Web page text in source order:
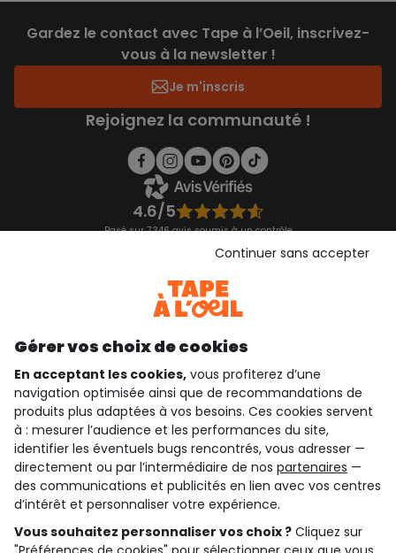
Gardez le contact avec Tape à l’Oeil, inscrivez-
vous à la newsletter !
Je m'inscris
Rejoignez la communauté !
4.6/5
Basé sur 7 346 avis soumis à un contrôle
Consulter les CGU
qui sommes-nous ?
besoin d'aide ?
le club fidélité
notre catalogue
Gérer vos choix de cookies
En acceptant les cookies, vous profiterez d’une
navigation optimisée ainsi que de recommandations de
produits plus adaptées à vos besoins. Ces cookies servent
à : mesurer l’audience et les performances du site,
identifier les éventuels bugs rencontrés, vous adresser —
directement ou par l’intermédiaire de nos partenaires —
des communications et publicités en lien avec vos centres
d’intérêt et personnaliser votre expérience.
Vous souhaitez personnaliser vos choix ? Cliquez sur
Continuer sans accepter